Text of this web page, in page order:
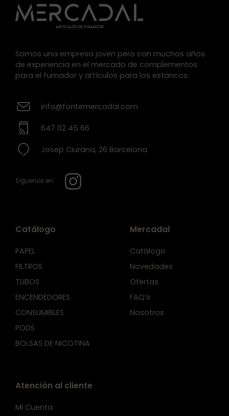
Somos una empresa joven pero con muchos años
de experiencia en el mercado de complementos
para el fumador y artículos para los estancos.
info@fontemercadal.com
647 02 45 66
Josep Ciurana, 26 Barcelona
Síguenos en:
Catálogo
PAPEL
FILTROS
TUBOS
ENCENDEDORES
CONSUMIBLES
PODS
BOLSAS DE NICOTINA
Mercadal
Catálogo
Novedades
Ofertas
FAQ’s
Nosotros
Atención al cliente
Mi Cuenta